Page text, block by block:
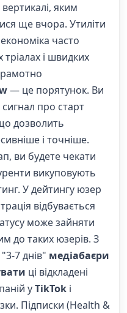
яким
ще вчора. Утиліти
часто
і швидких
— це порятунок. Ви
сигнал про старт
дозволить
і точніше.
ви будете чекати
викуповують
У дейтингу юзер
відбувається
може зайняти
до таких юзерів. З
7 днів" медіабаєри
ці відкладені
уTikTok і
Підписки (Health &